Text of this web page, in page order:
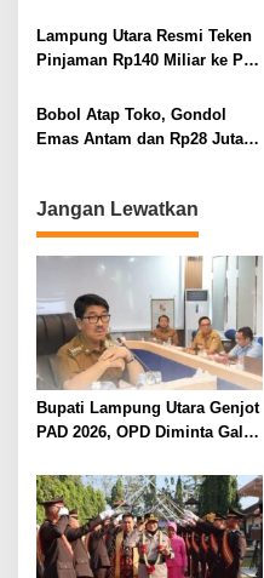
Perbaikan Jalan Butuh Waktu
Bertahun-tahun
Lampung Utara Resmi Teken
Pinjaman Rp140 Miliar ke PT
Jalan
Bobol Atap Toko, Gondol
Emas Antam dan Rp28 Juta!
Kotabumi Kota Bekuk
Komplotan Curat
Jangan Lewatkan
Bupati Lampung Utara Genjot
PAD 2026, OPD Diminta Gali
hingga Optimalkan PBB-P2